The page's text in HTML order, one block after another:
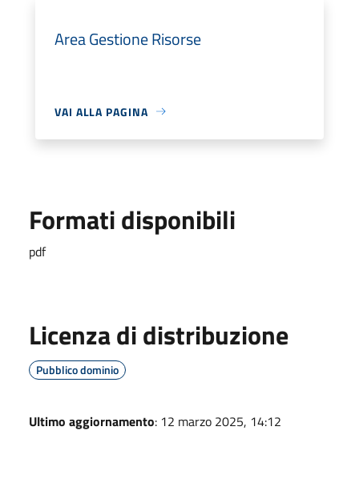
Area Gestione Risorse
VAI ALLA PAGINA
Formati disponibili
pdf
Licenza di distribuzione
Pubblico dominio
Ultimo aggiornamento: 12 marzo 2025, 14:12